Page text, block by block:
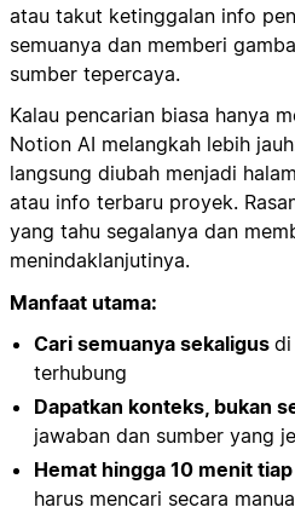
atau takut ketinggalan info
semuanya dan memberi
sumber tepercaya.
Kalau pencarian biasa hanya
Notion AI melangkah lebih
langsung diubah menjadi
atau info terbaru proyek.
yang tahu segalanya dan
menindaklanjutinya.
Manfaat utama:
Cari semuanya sekaligus di
terhubung
Dapatkan konteks, bukan
jawaban dan sumber yang
Hemat hingga 10 menit
harus mencari secara